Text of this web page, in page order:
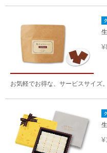
お気軽でお得な、サービスサイズ。